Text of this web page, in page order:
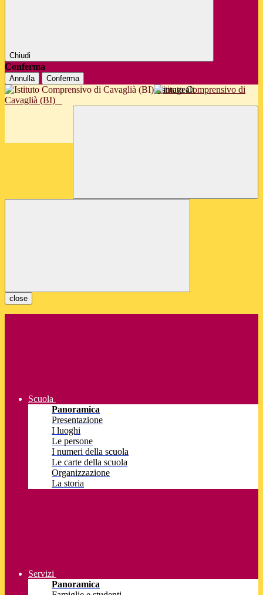
Chiudi
Conferma
Annulla Conferma
Istituto Comprensivo di
Cavaglià (BI)
close
Scuola
Panoramica
Presentazione
I luoghi
Le persone
I numeri della scuola
Le carte della scuola
Organizzazione
La storia
Servizi
Panoramica